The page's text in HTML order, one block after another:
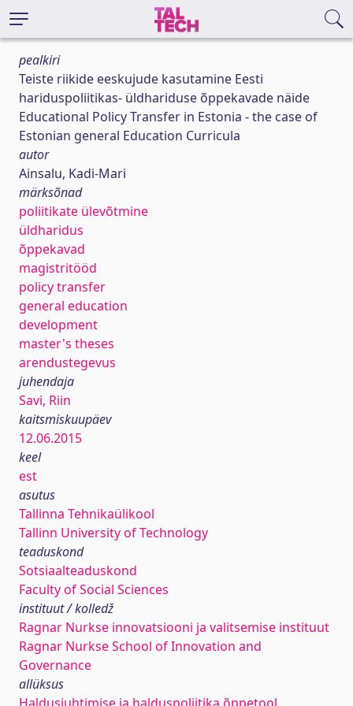
pealkiri
Teiste riikide eeskujude kasutamine Eesti
hariduspoliitikas- üldhariduse õppekavade näide
Educational Policy Transfer in Estonia - the case of
Estonian general Education Curricula
autor
Ainsalu, Kadi-Mari
märksõnad
poliitikate ülevõtmine
üldharidus
õppekavad
magistritööd
policy transfer
general education
development
master's theses
arendustegevus
juhendaja
Savi, Riin
kaitsmiskuupäev
12.06.2015
keel
est
asutus
Tallinna Tehnikaülikool
Tallinn University of Technology
teaduskond
Sotsiaalteaduskond
Faculty of Social Sciences
instituut / kolledž
Ragnar Nurkse innovatsiooni ja valitsemise instituut
Ragnar Nurkse School of Innovation and
Governance
allüksus